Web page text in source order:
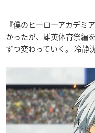
『僕のヒーローアカデミ
かったが、雄英体育祭編
ずつ変わっていく。 冷静